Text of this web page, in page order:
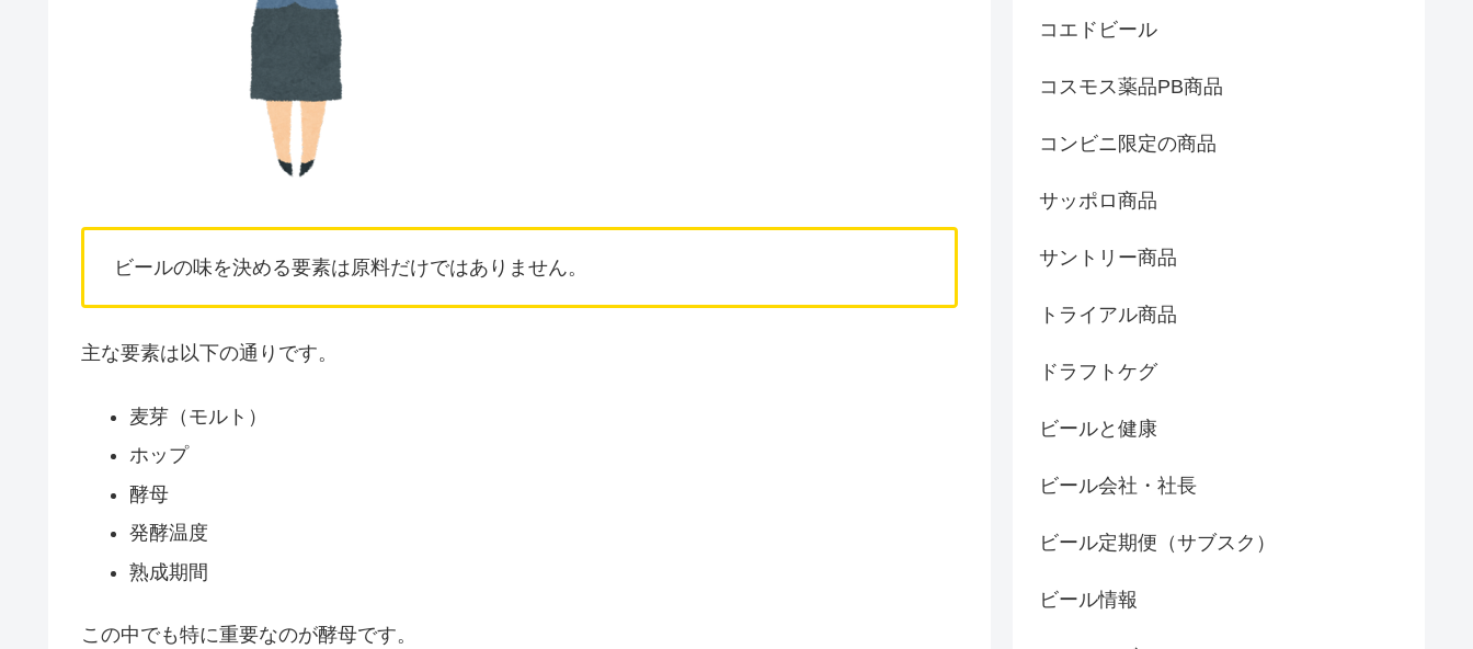
ビールの味を決める要素は原料だけではありません。
主な要素は以下の通りです。
麦芽（モルト）
ホップ
酵母
発酵温度
熟成期間
この中でも特に重要なのが酵母です。
コエドビール
コスモス薬品PB商品
コンビニ限定の商品
サッポロ商品
サントリー商品
トライアル商品
ドラフトケグ
ビールと健康
ビール会社・社長
ビール定期便（サブスク）
ビール情報